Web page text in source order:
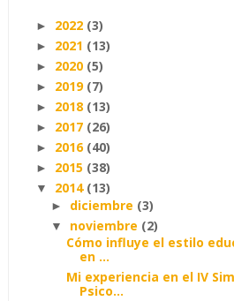
► 2022 (3)
► 2021 (13)
► 2020 (5)
► 2019 (7)
► 2018 (13)
► 2017 (26)
► 2016 (40)
► 2015 (38)
▼ 2014 (13)
► diciembre (3)
▼ noviembre (2)
Cómo influye el estilo
en ...
Mi experiencia en el IV
Psico...